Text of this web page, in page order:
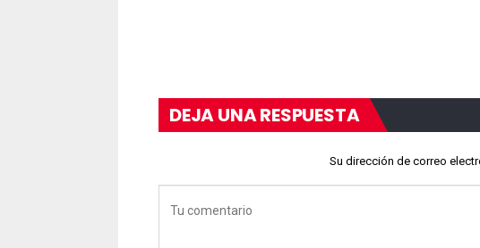
DEJA UNA RESPUESTA
Su dirección de correo